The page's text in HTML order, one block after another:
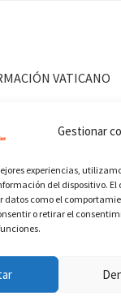
Gestionar
experiencias,
del dispositivo.
datos como el
o retirar el
VATICANO